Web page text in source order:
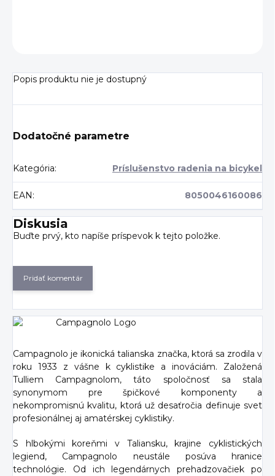
Popis produktu nie je dostupný
Dodatočné parametre
Kategória: Príslušenstvo radenia na bicykel
EAN : 8050046160086
Diskusia
Buďte prvý, kto napíše príspevok k tejto položke.
Pridať komentár
Campagnolo je ikonická talianska značka, ktorá sa zrodila v
roku 1933 z vášne k cyklistike a inováciám. Založená
Tulliem Campagnolom, táto spoločnosť sa stala
synonymom pre špičkové komponenty a
nekompromisnú kvalitu, ktorá už desaťročia definuje svet
profesionálnej aj amatérskej cyklistiky.
S hlbokými koreňmi v Taliansku, krajine cyklistických
legiend, Campagnolo neustále posúva hranice
technológie. Od ich legendárnych prehadzovačiek po